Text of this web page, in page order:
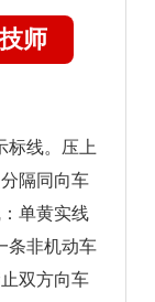
师
标线。压上
隔同向车
单黄实线
条非机动车
双方向车